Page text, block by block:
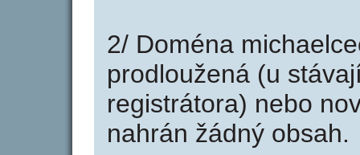
2/ Doména
prodloužená (u
registrátora) nebo
nahrán žádný obsah.